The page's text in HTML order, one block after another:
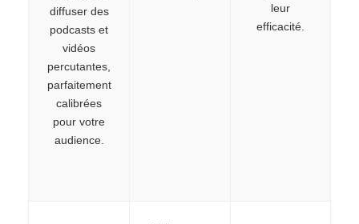
diffuser des
podcasts et
vidéos
percutantes,
parfaitement
calibrées
pour votre
audience.
leur
efficacité.